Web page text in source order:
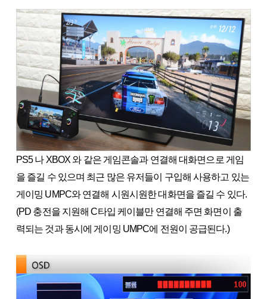
PS5 나 XBOX 와 같은 게임콘솔과 연결해 대화면으로 게임
을 즐길 수 있으며 최근 많은 유저들이 구입해 사용하고 있는
게이밍 UMPC와 연결해 시원시원한 대화면을 즐길 수 있다.
(PD 충전을 지원해 C타입 케이블만 연결해 주면 화면이 출
력되는 것과 동시에 게이밍 UMPC에 전원이 공급된다.)